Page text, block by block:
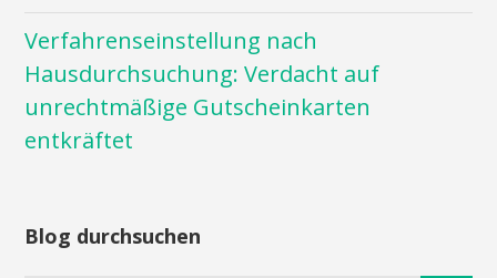
Verfahrenseinstellung nach
Hausdurchsuchung: Verdacht auf
unrechtmäßige Gutscheinkarten
entkräftet
Blog durchsuchen